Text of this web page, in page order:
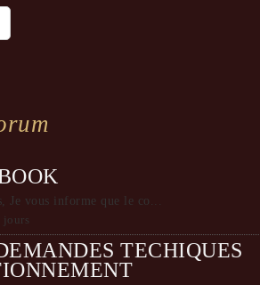
Je vous informe que le co...
jours
TECHIQUES